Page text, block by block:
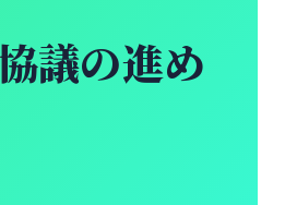
議の進め